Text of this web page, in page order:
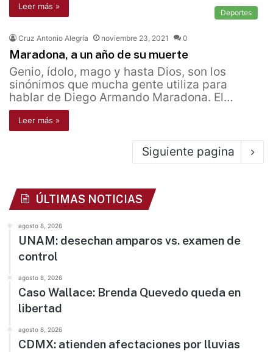
Leer más »
Deportes
Cruz Antonio Alegría noviembre 23, 2021 0
Maradona, a un año de su muerte
Genio, ídolo, mago y hasta Dios, son los
sinónimos que mucha gente utiliza para
hablar de Diego Armando Maradona. El…
Leer más »
Siguiente pagina
ÚLTIMAS NOTICIAS
agosto 8, 2026
UNAM: desechan amparos vs. examen de
control
agosto 8, 2026
Caso Wallace: Brenda Quevedo queda en
libertad
agosto 8, 2026
CDMX: atienden afectaciones por lluvias